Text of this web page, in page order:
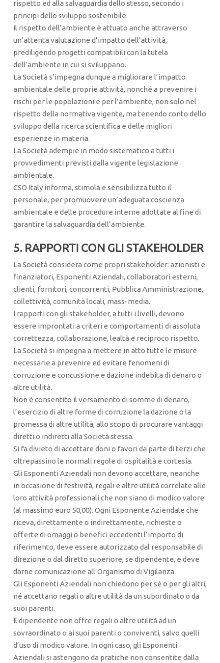
rispetto ed alla salvaguardia dello stesso, secondo i
principi dello sviluppo sostenibile.
Il rispetto dell’ambiente è attuato anche attraverso
un’attenta valutazione d’impatto dell’attività,
prediligendo progetti compatibili con la tutela
dell’ambiente in cui si sviluppano.
La Società s’impegna dunque a migliorare l’impatto
ambientale delle proprie attività, nonché a prevenire i
rischi per le popolazioni e per l’ambiente, non solo nel
rispetto della normativa vigente, ma tenendo conto dello
sviluppo della ricerca scientifica e delle migliori
esperienze in materia.
La Società adempie in modo sistematico a tutti i
provvedimenti previsti dalla vigente legislazione
ambientale.
CSO Italy informa, stimola e sensibilizza tutto il
personale, per promuovere un’adeguata coscienza
ambientale e delle procedure interne adottate al fine di
garantire la salvaguardia dell’ambiente.
5. RAPPORTI CON GLI STAKEHOLDER
La Società considera come propri stakeholder: azionisti e
finanziatori, Esponenti Aziendali, collaboratori esterni,
clienti, fornitori, concorrenti, Pubblica Amministrazione,
collettività, comunità locali, mass-media.
I rapporti con gli stakeholder, a tutti i livelli, devono
essere improntati a criteri e comportamenti di assoluta
correttezza, collaborazione, lealtà e reciproco rispetto.
La Società si impegna a mettere in atto tutte le misure
necessarie a prevenire ed evitare fenomeni di
corruzione e concussione e dazione indebita di denaro o
altre utilità.
Non è consentito il versamento di somme di denaro,
l’esercizio di altre forme di corruzione la dazione o la
promessa di altre utilità, allo scopo di procurare vantaggi
diretti o indiretti alla Società stessa.
Si fa divieto di accettare doni o favori da parte di terzi che
oltrepassino le normali regole di ospitalità e cortesia.
Gli Esponenti Aziendali non devono accettare, neanche
in occasione di festività, regali e altre utilità correlate alle
loro attività professionali che non siano di modico valore
(al massimo euro 50,00). Ogni Esponente Aziendale che
riceva, direttamente o indirettamente, richieste o
offerte di omaggi o benefici eccedenti l’importo di
riferimento, deve essere autorizzato dal responsabile di
direzione o dal diretto superiore, se dipendente, e deve
darne comunicazione all’Organismo di Vigilanza.
Gli Esponenti Aziendali non chiedono per sé o per gli altri,
né accettano regali o altre utilità da un subordinato o da
suoi parenti.
Il dipendente non offre regali o altre utilità ad un
sovraordinato o ai suoi parenti o conviventi, salvo quelli
d’uso di modico valore. In ogni caso, gli Esponenti
Aziendali si astengono da pratiche non consentite dalla